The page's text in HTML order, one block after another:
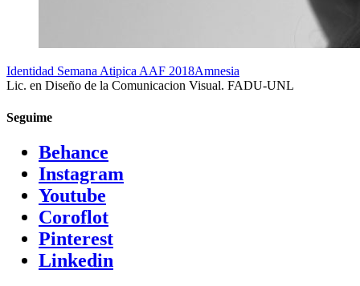
Identidad Semana Atipica AAF 2018Amnesia
Lic. en Diseño de la Comunicacion Visual. FADU-UNL
Seguime
Behance
Instagram
Youtube
Coroflot
Pinterest
Linkedin